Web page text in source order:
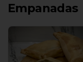
Empanadas